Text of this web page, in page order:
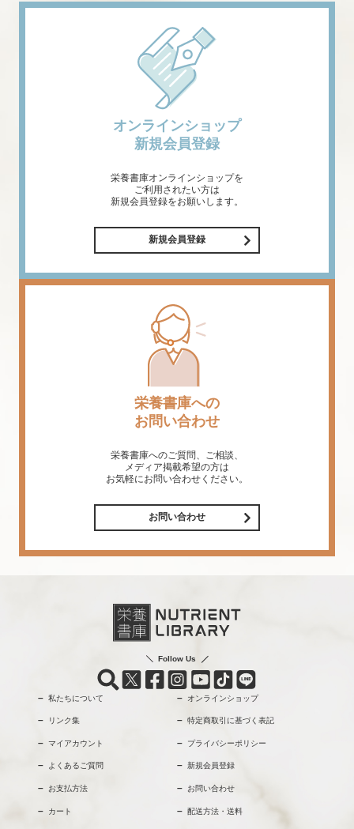
オンラインショップ
新規会員登録
栄養書庫オンラインショップを
ご利用されたい方は
新規会員登録をお願いします。
新規会員登録
栄養書庫への
お問い合わせ
栄養書庫へのご質問、ご相談、
メディア掲載希望の方は
お気軽にお問い合わせください。
お問い合わせ
Follow Us
私たちについて オンラインショップ
リンク集 特定商取引に基づく表記
マイアカウント プライバシーポリシー
よくあるご質問 新規会員登録
お支払方法 お問い合わせ
カート 配送方法・送料